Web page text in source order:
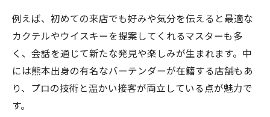
例えば、初めての来店でも好みや気分を伝えると最適な
カクテルやウイスキーを提案してくれるマスターも多
く、会話を通じて新たな発見や楽しみが生まれます。中
には熊本出身の有名なバーテンダーが在籍する店舗もあ
り、プロの技術と温かい接客が両立している点が魅力で
す。